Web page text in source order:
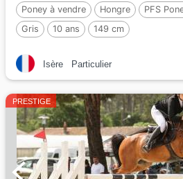
Poney à vendre Hongre
PFS
Gris
10 ans 149 cm
Isère Particulier
PRESTIGE